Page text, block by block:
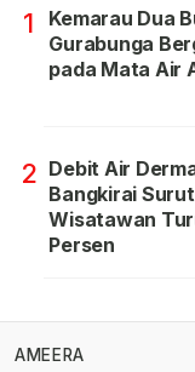
1
Kemarau Dua
Gurabunga
pada Mata Air
2 Debit Air
Bangkirai
Wisatawan
Persen
AMEERA